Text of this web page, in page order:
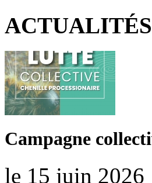
ACTUALITÉS
Campagne
le 15 juin 2026